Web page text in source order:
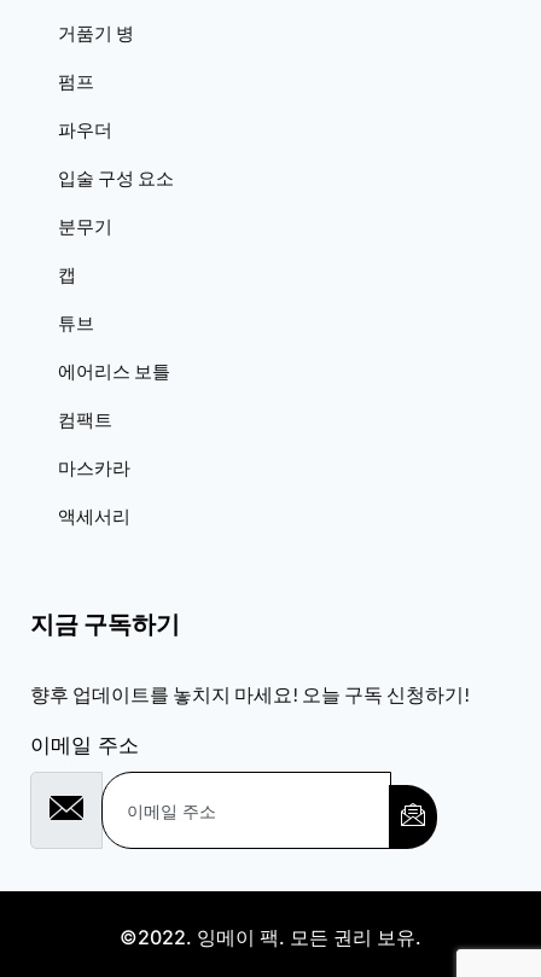
거품기 병
펌프
파우더
입술 구성 요소
분무기
캡
튜브
에어리스 보틀
컴팩트
마스카라
액세서리
지금 구독하기
향후 업데이트를 놓치지 마세요! 오늘 구독 신청하기!
이메일 주소
©2022. 잉메이 팩. 모든 권리 보유.